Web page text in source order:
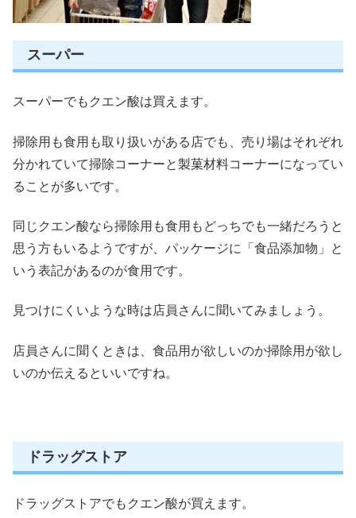
スーパー
スーパーでもクエン酸は買えます。
掃除用も食用も取り扱いがある店でも、売り場はそれぞれ
分かれていて掃除コーナーと製菓材料コーナーになってい
ることが多いです。
同じクエン酸なら掃除用も食用もどっちでも一緒だろうと
思う方もいるようですが、 パッケージに「食品添加物」と
いう表記があるのが食用 です。
見つけにくいような時は店員さんに聞いてみましょう。
店員さんに聞くときは、食品用が欲しいのか掃除用が欲し
いのか伝えるといいですね。
ドラッグストア
ドラッグストアでもクエン酸が買えます。